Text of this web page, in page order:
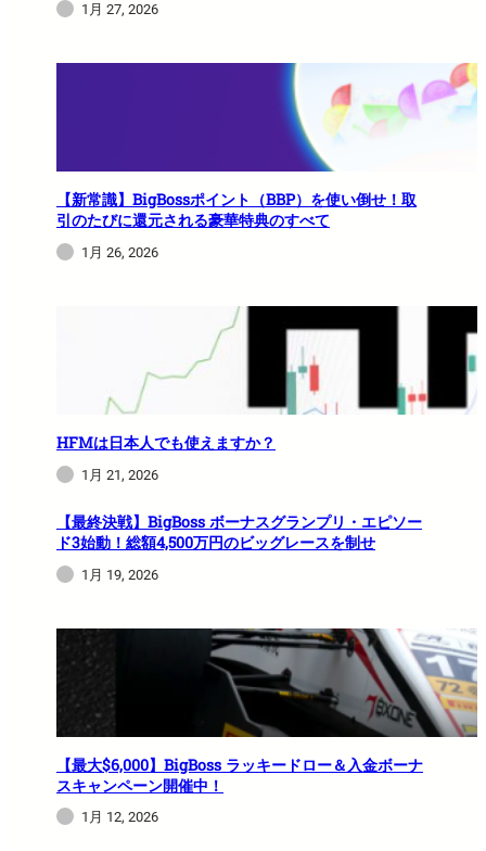
1月 27, 2026
【新常識】BigBossポイント（BBP）を使い倒せ！取
引のたびに還元される豪華特典のすべて
1月 26, 2026
HFMは日本人でも使えますか？
1月 21, 2026
【最終決戦】BigBoss ボーナスグランプリ・エピソー
ド3始動！総額4,500万円のビッグレースを制せ
1月 19, 2026
【最大$6,000】BigBoss ラッキードロー＆入金ボーナ
スキャンペーン開催中！
1月 12, 2026